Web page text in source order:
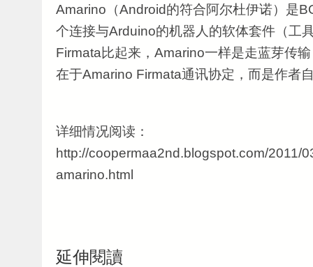
Amarino（Android的符合阿尔杜伊诺）是
个连接与Arduino的机器人的软体套件（工
Firmata比起来，Amarino一样是走蓝芽传
在于Amarino Firmata通讯协定，而是作者
详细情况阅读：
http://coopermaa2nd.blogspot.com/2011/
amarino.html
延伸閱讀